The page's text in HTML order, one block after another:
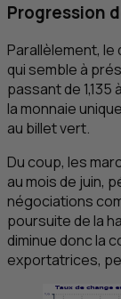
Progression
Parallèlement,
qui semble à
passant de 1,135
la monnaie
au billet vert.
Du coup, les
au mois de juin,
négociations
poursuite de la
diminue donc la
exportatrices,